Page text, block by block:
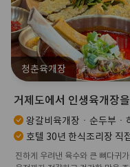
청춘육개장
거제도에서 인생육개장
왕갈비육개장ㆍ순두부ㆍ
호텔 30년 한식조리장 직
진하게 우려낸 육수와 큰 뼈다귀